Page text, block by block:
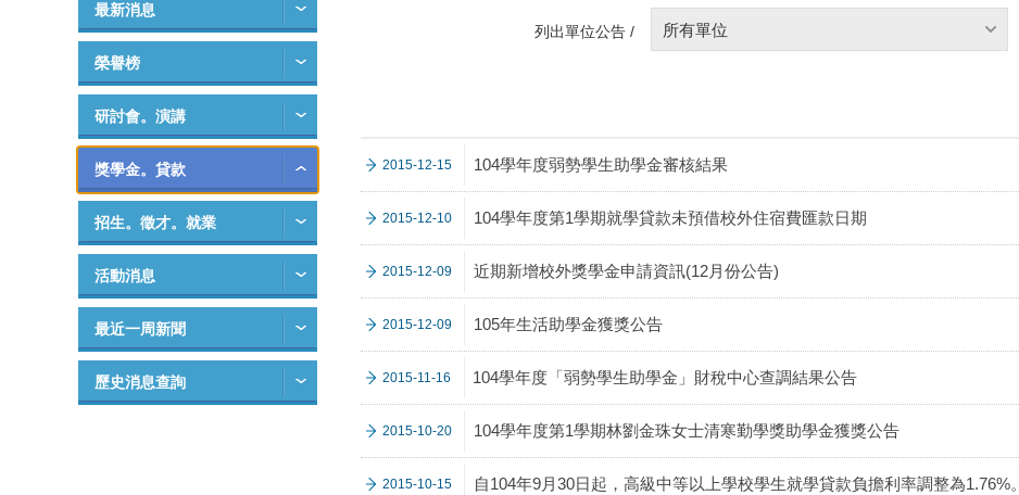
最新消息
榮譽榜
研討會。演講
獎學金。貸款
招生。徵才。就業
活動消息
最近一周新聞
歷史消息查詢
列出單位公告 / 所有單位
2015-12-15 104學年度弱勢學生助學金審核結果
2015-12-10 104學年度第1學期就學貸款未預借校外住宿費匯款日期
2015-12-09 近期新增校外獎學金申請資訊(12月份公告)
2015-12-09 105年生活助學金獲獎公告
2015-11-16 104學年度「弱勢學生助學金」財稅中心查調結果公告
2015-10-20 104學年度第1學期林劉金珠女士清寒勤學獎助學金獲獎公告
2015-10-15 自104年9月30日起，高級中等以上學校學生就學貸款負擔利率調整為1.76%。